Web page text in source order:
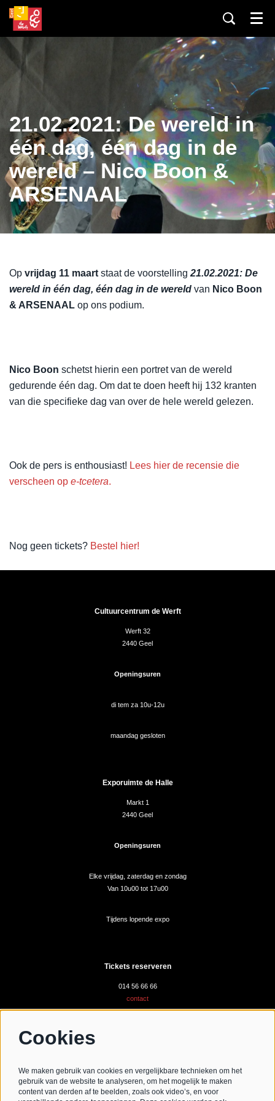
Menu
21.02.2021: De wereld in
één dag, één dag in de
wereld – Nico Boon &
ARSENAAL
Op vrijdag 11 maart staat de voorstelling 21.02.2021: De
wereld in één dag, één dag in de wereld van Nico Boon
& ARSENAAL op ons podium.
Nico Boon schetst hierin een portret van de wereld
gedurende één dag. Om dat te doen heeft hij 132 kranten
van die specifieke dag van over de hele wereld gelezen.
Ook de pers is enthousiast! Lees hier de recensie die
verscheen op e-tcetera.
Nog geen tickets? Bestel hier!
Cultuurcentrum de Werft
Werft 32
2440 Geel
Openingsuren
di tem za 10u-12u
maandag gesloten
Exporuimte de Halle
Markt 1
2440 Geel
Openingsuren
Elke vrijdag, zaterdag en zondag
Van 10u00 tot 17u00
Tijdens lopende expo
Tickets reserveren
014 56 66 66
contact
Cookies
We maken gebruik van cookies en vergelijkbare technieken om het
gebruik van de website te analyseren, om het mogelijk te maken
content van derden af te beelden, zoals ook video’s, en voor